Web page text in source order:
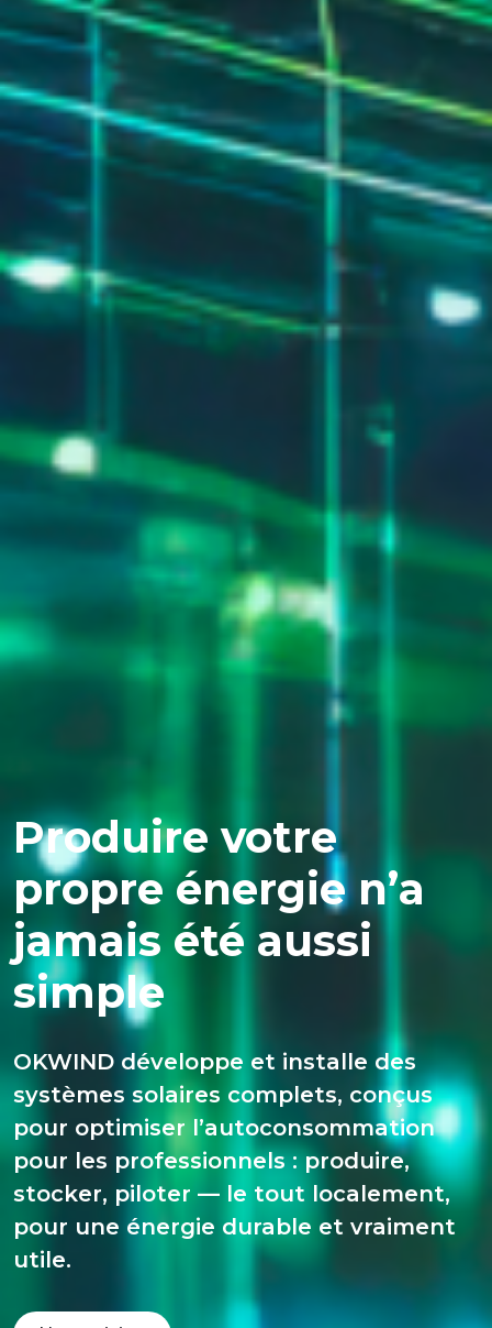
Produire votre
propre énergie n’a
jamais été aussi
simple
OKWIND développe et installe des
systèmes solaires complets, conçus
pour optimiser l’autoconsommation
pour les professionnels : produire,
stocker, piloter — le tout localement,
pour une énergie durable et vraiment
utile.